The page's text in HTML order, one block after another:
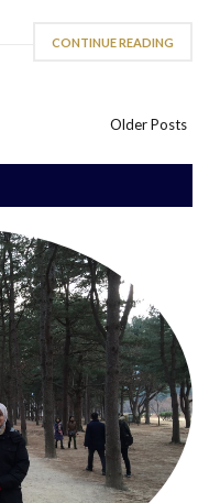
CONTINUE READING
Older Posts